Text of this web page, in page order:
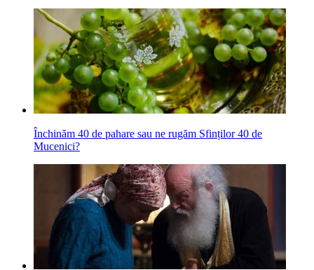
Închinăm 40 de pahare sau ne rugăm Sfinților 40 de
Mucenici?